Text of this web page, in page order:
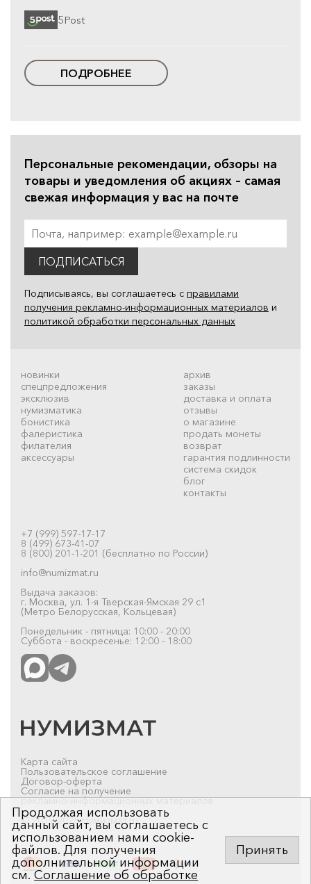
5Post
ПОДРОБНЕЕ
Персональные рекомендации, обзоры на
товары и уведомления об акциях – самая
свежая информация у вас на почте
ПОДПИСАТЬСЯ
Подписываясь, вы соглашаетесь с правилами
получения рекламно-информационных материалов и
политикой обработки персональных данных
новинки
спецпредложения
эксклюзив
нумизматика
бонистика
фалеристика
филателия
аксессуары
архив
заказы
доставка и оплата
отзывы
о магазине
продать монеты
возврат
гарантия подлинности
система скидок
блог
контакты
+7 (999) 597-17-17
8 (499) 673-41-07
8 (800) 201-1-201 (бесплатно по России)
info@numizmat.ru
Выдача заказов:
г. Москва, ул. 1-я Тверская-Ямская 29 с1
(Метро Белорусская, Кольцевая)
Понедельник - пятница: 10:00 - 20:00
Суббота - воскресенье: 12:00 - 18:00
Карта сайта
Пользовательское соглашение
Договор-оферта
Согласие на получение
рекламно-информационных материалов
© 2019-2026 Нумизмат.ru
Продолжая использовать
данный сайт, вы соглашаетесь с
использованием нами cookie-
файлов. Для получения
дополнительной информации
см.Соглашение об обработке
Принять